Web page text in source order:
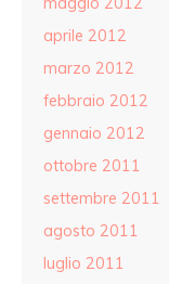
aprile 2012
marzo 2012
febbraio 2012
gennaio 2012
ottobre 2011
settembre 2011
agosto 2011
luglio 2011